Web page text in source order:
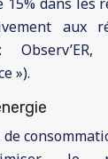
aux
»).